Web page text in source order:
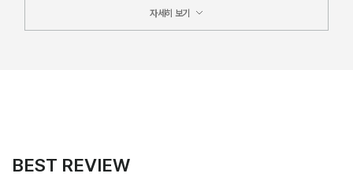
자세히 보기
BEST REVIEW